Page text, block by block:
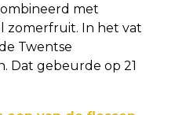
met
zomerfruit. In het vat
Twentse
Dat gebeurde op 21